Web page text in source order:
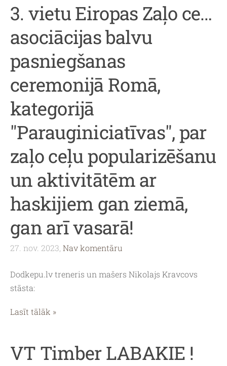
3. vietu Eiropas Zaļo ceļu
asociācijas balvu
pasniegšanas
ceremonijā Romā,
kategorijā
"Parauginiciatīvas", par
zaļo ceļu popularizēšanu
un aktivitātēm ar
haskijiem gan ziemā,
gan arī vasarā!
27. nov. 2023, Nav komentāru
Dodkepu.lv treneris un mašers Nikolajs Kravcovs
stāsta:
Lasīt tālāk »
VT Timber LABAKIE !